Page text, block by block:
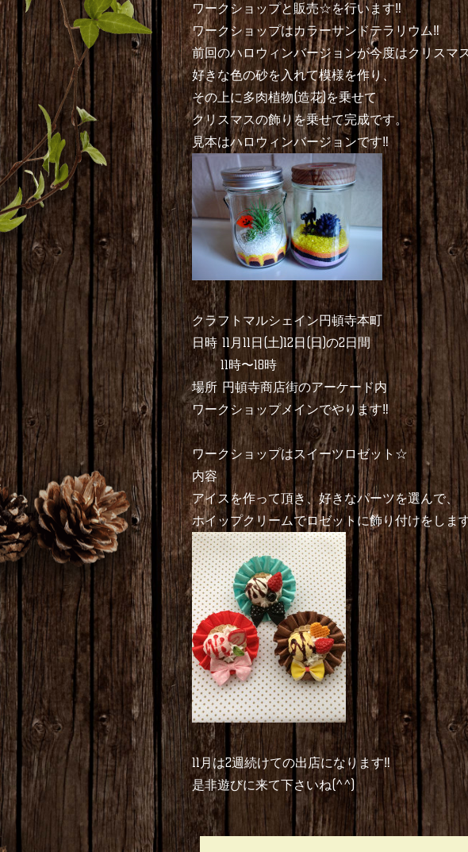
ワークショップと販売☆を行います‼︎
ワークショップはカラーサンドテラリウム‼︎
前回のハロウィンバージョンが今度はクリスマ
好きな色の砂を入れて模様を作り、
その上に多肉植物(造花)を乗せて
クリスマスの飾りを乗せて完成です。
見本はハロウィンバージョンです‼︎
クラフトマルシェイン円頓寺本町
日時 11月11日(土)12日(日)の2日間
11時〜18時
場所 円頓寺商店街のアーケード内
ワークショップメインでやります‼︎
ワークショップはスイーツロゼット☆
内容
アイスを作って頂き、好きなパーツを選んで、
ホイップクリームでロゼットに飾り付けをしま
11月は2週続けての出店になります‼︎
是非遊びに来て下さいね(^^)